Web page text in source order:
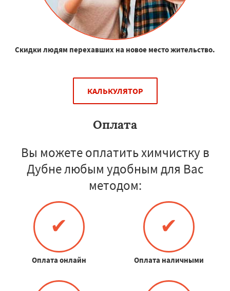
Скидки людям перехавших на новое место жительство.
КАЛЬКУЛЯТОР
Оплата
Вы можете оплатить химчистку в
Дубне любым удобным для Вас
методом:
✔
Оплата онлайн
✔
Оплата наличными